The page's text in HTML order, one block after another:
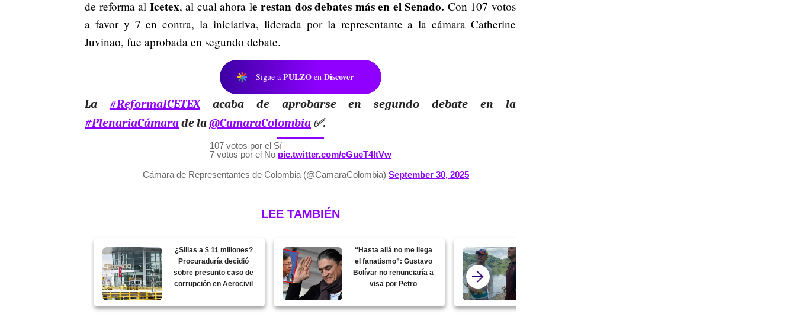
de reforma al Icetex, al cual ahora le restan dos debates más en el Senado. Con 107 votos
a favor y 7 en contra, la iniciativa, liderada por la representante a la cámara Catherine
Juvinao, fue aprobada en segundo debate.
Sigue a PULZO en Discover
La #ReformaICETEXacaba de aprobarse en segundo debate en la
#PlenariaCámarade la@CamaraColombia ✅️.
107 votos por el Sí
7 votos por el No pic.twitter.com/cGueT4ltVw
— Cámara de Representantes de Colombia (@CamaraColombia) September 30, 2025
LEE TAMBIÉN
¿Sillas a $ 11 millones?
Procuraduría decidió
sobre presunto caso de
corrupción en Aerocivil
“Hasta allá no me llega
el fanatismo”: Gustavo
Bolívar no renunciaría a
visa por Petro